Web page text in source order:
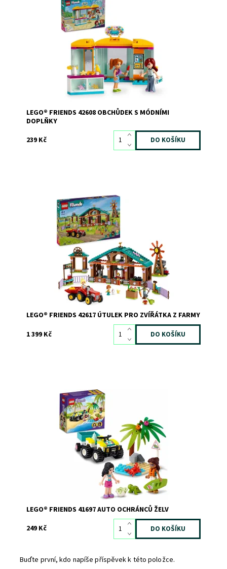
Stavebnice obchůdku s módními doplňky se 2
minipanenkami LEGO® Friends
Dostupnost:
Skladem>3
11424
LEGO
LEGO® FRIENDS 42608 OBCHŮDEK S MÓDNÍMI
DOPLŇKY
239 Kč
Model farmy s postavami LEGO® Friends
Dostupnost:
Skladem2
11436
LEGO
LEGO® FRIENDS 42617 ÚTULEK PRO ZVÍŘÁTKA Z FARMY
1 399 Kč
Vemte děti na záchrannou misi!
Dostupnost:
Skladem2
11208
LEGO
LEGO® FRIENDS 41697 AUTO OCHRÁNCŮ ŽELV
249 Kč
Buďte první, kdo napíše příspěvek k této položce.